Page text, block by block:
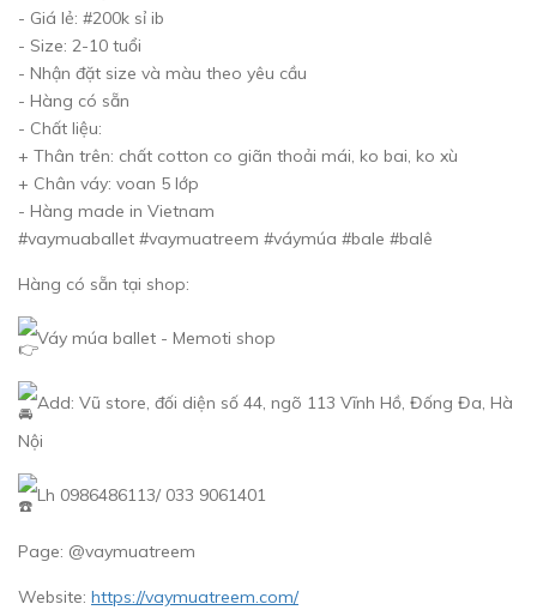
- Giá lẻ: #200k sỉ ib
- Size: 2-10 tuổi
- Nhận đặt size và màu theo yêu cầu
- Hàng có sẵn
- Chất liệu:
+ Thân trên: chất cotton co giãn thoải mái, ko bai, ko xù
+ Chân váy: voan 5 lớp
- Hàng made in Vietnam
#vaymuaballet #vaymuatreem #váymúa #bale #balê
Hàng có sẵn tại shop:
Váy múa ballet - Memoti shop
Add: Vũ store, đối diện số 44, ngõ 113 Vĩnh Hồ, Đống Đa, Hà
Nội
Lh 0986486113/ 033 9061401
Page: @vaymuatreem
Website: https://vaymuatreem.com/